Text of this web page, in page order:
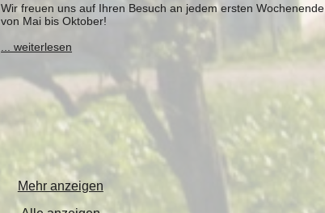
Wir freuen uns auf Ihren Besuch an jedem ersten Wochenende
von Mai bis Oktober!
... weiterlesen
Mehr anzeigen